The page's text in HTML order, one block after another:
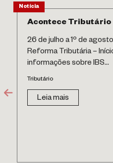
Notícia
Acontece Tributário
26 de julho a 1º de
Reforma Tributária –
informações sobre IBS...
Tributário
Leia mais